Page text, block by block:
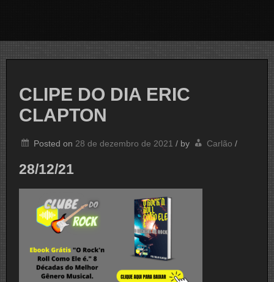
CLIPE DO DIA ERIC
CLAPTON
Posted on 28 de dezembro de 2021 / by Carlão /
28/12/21